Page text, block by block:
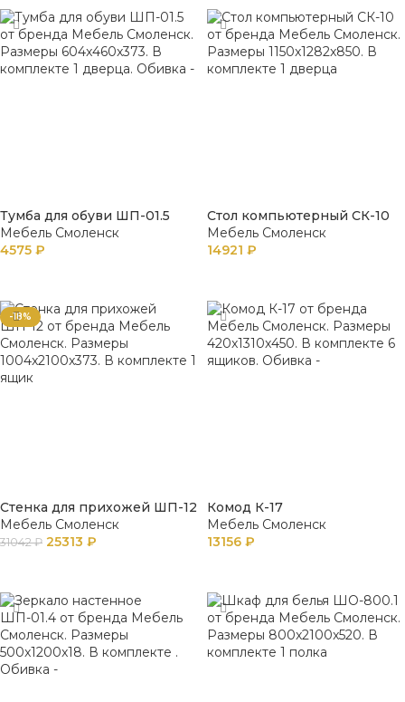
Тумба для обуви ШП-01.5
Мебель Смоленск
4575 ₽
Стол компьютерный СК-10
Мебель Смоленск
14921 ₽
-18%
Стенка для прихожей ШП-12
Мебель Смоленск
31042₽ 25313 ₽
Комод К-17
Мебель Смоленск
13156 ₽